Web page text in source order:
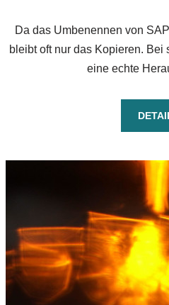
Da das Umbenennen von
bleibt oft nur das Kopieren. Bei
eine echte